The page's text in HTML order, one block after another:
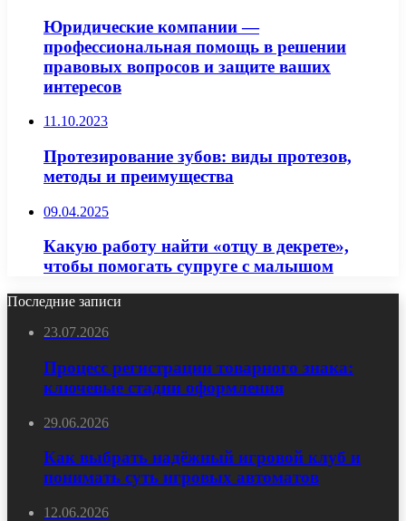
Юридические компании —
профессиональная помощь в решении
правовых вопросов и защите ваших
интересов
11.10.2023
Протезирование зубов: виды протезов,
методы и преимущества
09.04.2025
Какую работу найти «отцу в декрете»,
чтобы помогать супруге с малышом
Последние записи
23.07.2026
Процесс регистрации товарного знака:
ключевые стадии оформления
29.06.2026
Как выбрать надёжный игровой клуб и
понимать суть игровых автоматов
12.06.2026